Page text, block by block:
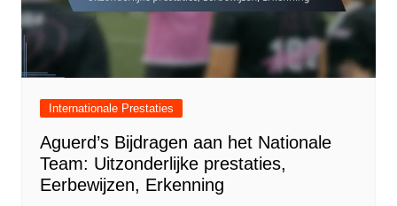
Internationale Prestaties
Aguerd’s Bijdragen aan het Nationale
Team: Uitzonderlijke prestaties,
Eerbewijzen, Erkenning